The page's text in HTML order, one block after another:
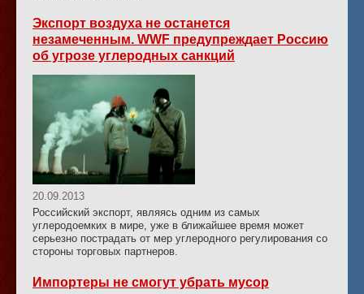
Экспорт воздуха не останется
незамеченным. WWF предупреждает Россию
об угрозе углеродных санкций
20.09.2013
Российский экспорт, являясь одним из самых
углеродоемких в мире, уже в ближайшее время может
серьезно пострадать от мер углеродного регулирования со
стороны торговых партнеров.
Импортеры не смогут убрать мусор